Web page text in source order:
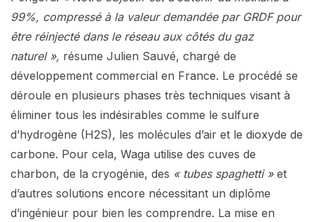
99%, compressé à la valeur demandée par GRDF pour
être réinjecté dans le réseau aux côtés du gaz
naturel », résume Julien Sauvé, chargé de
développement commercial en France. Le procédé se
déroule en plusieurs phases très techniques visant à
éliminer tous les indésirables comme le sulfure
d’hydrogène (H2S), les molécules d’air et le dioxyde de
carbone. Pour cela, Waga utilise des cuves de
charbon, de la cryogénie, des « tubes spaghetti » et
d’autres solutions encore nécessitant un diplôme
d’ingénieur pour bien les comprendre. La mise en